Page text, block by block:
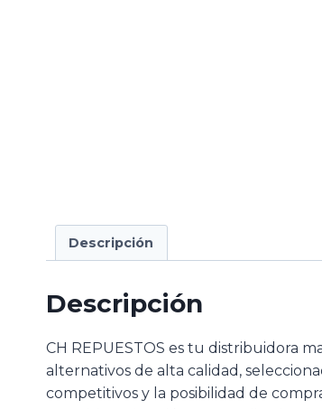
Descripción
Descripción
CH REPUESTOS es tu distribuidora
alternativos de alta calidad,
competitivos y la posibilidad de